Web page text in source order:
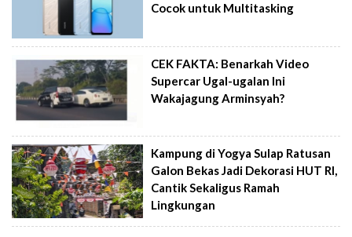
Cocok untuk Multitasking
CEK FAKTA: Benarkah Video
Supercar Ugal-ugalan Ini
Wakajagung Arminsyah?
Kampung di Yogya Sulap Ratusan
Galon Bekas Jadi Dekorasi HUT RI,
Cantik Sekaligus Ramah
Lingkungan